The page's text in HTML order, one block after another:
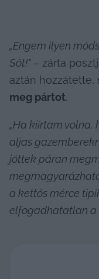
„Engem ilyen
Sőt!” – zárta
aztán hozzátette,
meg pártot.
„Ha kiírtam volna,
aljas
jöttek páran
a kettős mérce
elfogadhatatlan a